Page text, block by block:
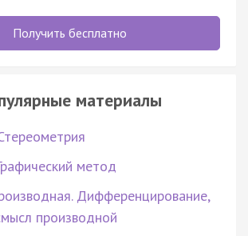
Получить бесплатно
материалы
метод
Дифференцирование,
производной